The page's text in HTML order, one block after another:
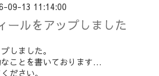
09-13 11:14:00
ールをアップしました
しました。
ことを書いております…
ださい。